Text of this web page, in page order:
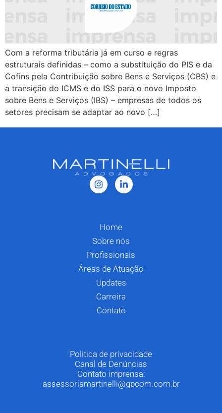
Com a reforma tributária já em curso e regras
estruturais definidas – como a substituição do PIS e da
Cofins pela Contribuição sobre Bens e Serviços (CBS) e
a transição do ICMS e do ISS para o novo Imposto
sobre Bens e Serviços (IBS) – empresas de todos os
setores precisam se adaptar ao novo […]
Home
Sobre nós
Profissionais
Áreas de Atuação
Updates
Carreira
Contato
Politica de privacidade
Canal de Denúncias
Contato imprensa:
assessoriamartinelli@gpcom.com.br